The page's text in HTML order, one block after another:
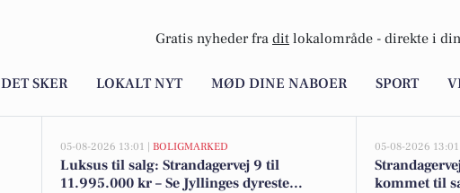
Gratis nyheder fra dit lokalområde - direkte i
DET SKER LOKALT NYT MØD DINE NABOER SPORT
05-08-2026 13:01 | BOLIGMARKED
Luksus til salg: Strandagervej 9 til
11.995.000 kr – Se Jyllinges dyreste
05-08-2026 13:01 |
kommet til